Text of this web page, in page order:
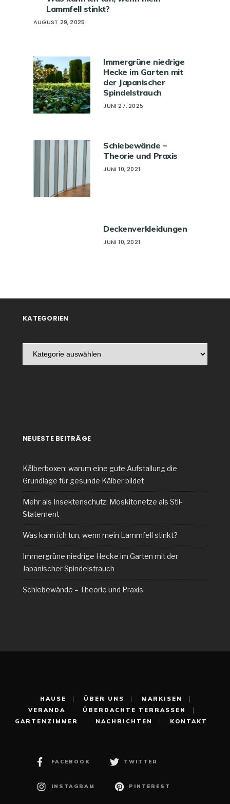
Lammfell stinkt?
AUGUST 29, 2025
Immergrüne niedrige
Hecke im Garten mit
der Japanischer
Spindelstrauch
JUNI 27, 2025
Schiebewände –
Theorie und Praxis
JUNI 10, 2021
Deckenverkleidungen
JUNI 10, 2021
KATEGORIEN
NEUESTE BEITRÄGE
Kälberboxen: warum eine gute Aufstallung die
Grundlage für gesunde Kälber bildet
Mehr als Insektenschutz: Moskitonetze als Stil-
Statement
Was kann ich tun, wenn mein Lammfell stinkt?
Immergrüne niedrige Hecke im Garten mit der
Japanischer Spindelstrauch
Schiebewände – Theorie und Praxis
HAUSE ÜBER UNS
MARKISEN
VERANDA
ÜBERDACHTE TERRASSEN
GARTENZIMMER
NACHRICHTEN KONTAKT
FACEBOOK TWITTER
INSTAGRAM PINTEREST